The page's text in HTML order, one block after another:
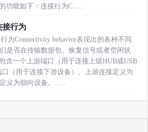
功能如下：连接行为C......
接行为
为Connectivity behavior表现出的各种不同
是否在传输数据包、恢复信号或者空闲状
含一个上游端口（用于连接上级HUB或USB
（用于连接下游设备）。上游连接定义为
义为朝向设备。......